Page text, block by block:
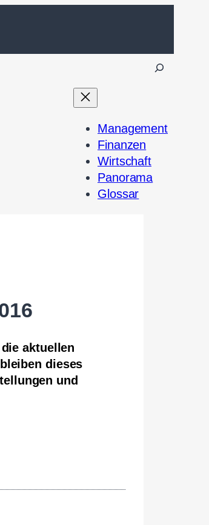
e
Management
Finanzen
Wirtschaft
Panorama
Glossar
aktuellen
dieses
und